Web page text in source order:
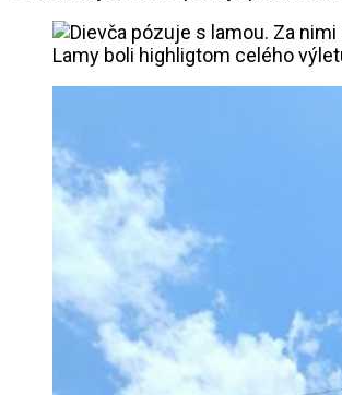
Lamy boli highligtom celého